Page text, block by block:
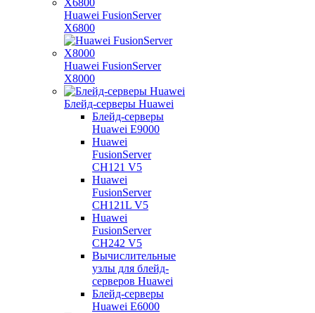
Huawei FusionServer
X6800
Huawei FusionServer
X8000
Блейд-серверы Huawei
Блейд-серверы
Huawei E9000
Huawei
FusionServer
CH121 V5
Huawei
FusionServer
CH121L V5
Huawei
FusionServer
CH242 V5
Вычислительные
узлы для блейд-
серверов Huawei
Блейд-серверы
Huawei E6000